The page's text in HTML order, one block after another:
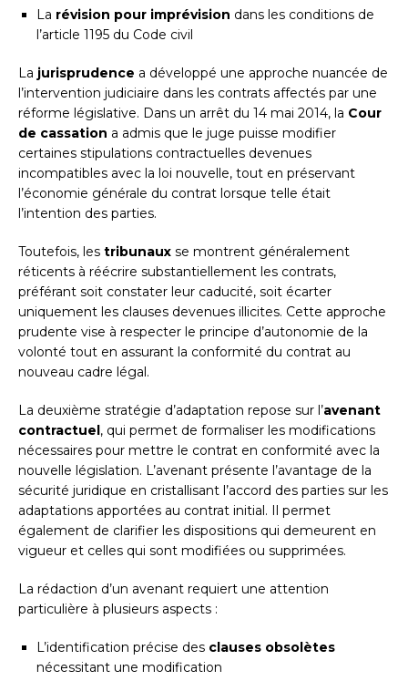
La révision pour imprévision dans les conditions de
l’article 1195 du Code civil
La jurisprudence a développé une approche nuancée de
l’intervention judiciaire dans les contrats affectés par une
réforme législative. Dans un arrêt du 14 mai 2014, la Cour
de cassation a admis que le juge puisse modifier
certaines stipulations contractuelles devenues
incompatibles avec la loi nouvelle, tout en préservant
l’économie générale du contrat lorsque telle était
l’intention des parties.
Toutefois, les tribunaux se montrent généralement
réticents à réécrire substantiellement les contrats,
préférant soit constater leur caducité, soit écarter
uniquement les clauses devenues illicites. Cette approche
prudente vise à respecter le principe d’autonomie de la
volonté tout en assurant la conformité du contrat au
nouveau cadre légal.
La deuxième stratégie d’adaptation repose sur l’avenant
contractuel, qui permet de formaliser les modifications
nécessaires pour mettre le contrat en conformité avec la
nouvelle législation. L’avenant présente l’avantage de la
sécurité juridique en cristallisant l’accord des parties sur les
adaptations apportées au contrat initial. Il permet
également de clarifier les dispositions qui demeurent en
vigueur et celles qui sont modifiées ou supprimées.
La rédaction d’un avenant requiert une attention
particulière à plusieurs aspects :
L’identification précise des clauses obsolètes
nécessitant une modification